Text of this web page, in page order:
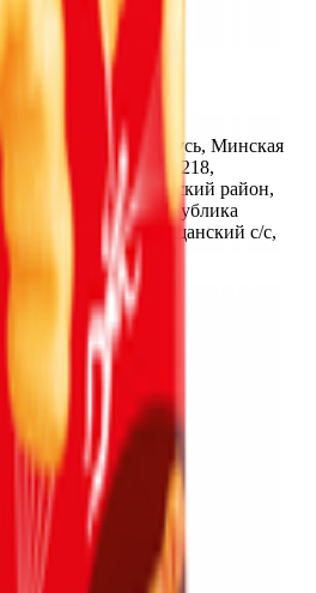
снеков»
Республика Беларусь, Минская
8/1; 222218,
обл., Смолевичский район,
2; 223050, Республика
р-н, Колодищанский с/с,
Беларусь